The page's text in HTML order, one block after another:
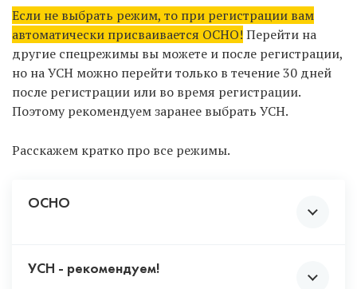
деятельность подлежит обязательному
лицензированию и должна соответствовать
требованиям закона. Чтобы не столкнуться с
непредвиденными проблемами, не
рекомендуем проставлять те коды,
деятельностью по которым вы 100% ни при
производство крепких алкогольных
Если не выбрать режим, то при регистрации вам
автоматически присваивается ОСНО! Перейти на
другие спецрежимы вы можете и после регистрации,
но на УСН можно перейти только в течение 30 дней
после регистрации или во время регистрации.
Поэтому рекомендуем заранее выбрать УСН.
Расскажем кратко про все режимы.
ОСНО
Возлагает на предпринимателя обязанности по
УСН - рекомендуем!